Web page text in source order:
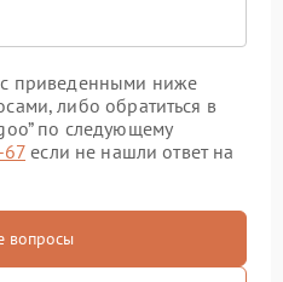
приведенными ниже
либо обратиться в
по следующему
67 если не нашли ответ на
вопросы